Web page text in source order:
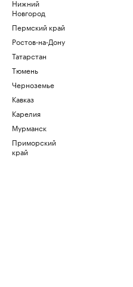
Нижний
Новгород
Пермский край
Ростов-на-Дону
Татарстан
Тюмень
Черноземье
Кавказ
Карелия
Мурманск
Приморский
край